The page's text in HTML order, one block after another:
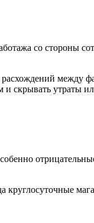
со стороны
между
скрывать утраты